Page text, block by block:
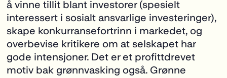
å vinne tillit blant investorer (spesielt
interessert i sosialt ansvarlige investeringer),
skape konkurransefortrinn i markedet, og
overbevise kritikere om at selskapet har
gode intensjoner. Det er et profittdrevet
motiv bak grønnvasking også. Grønne